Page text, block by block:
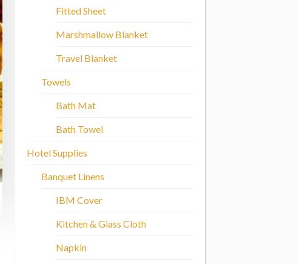
Fitted Sheet
Marshmallow Blanket
Travel Blanket
Towels
Bath Mat
Bath Towel
Hotel Supplies
Banquet Linens
IBM Cover
Kitchen & Glass Cloth
Napkin